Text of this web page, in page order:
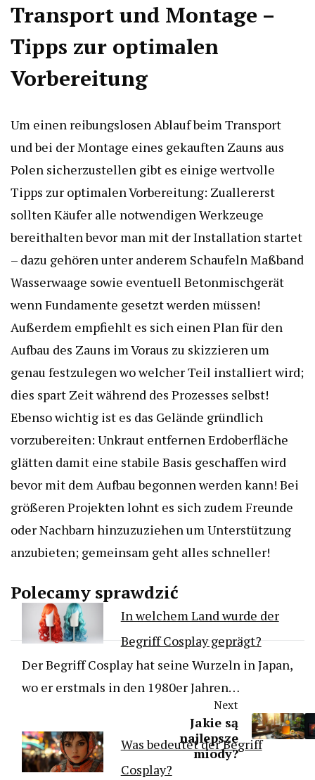
Transport und Montage –
Tipps zur optimalen
Vorbereitung
Um einen reibungslosen Ablauf beim Transport
und bei der Montage eines gekauften Zauns aus
Polen sicherzustellen gibt es einige wertvolle
Tipps zur optimalen Vorbereitung: Zuallererst
sollten Käufer alle notwendigen Werkzeuge
bereithalten bevor man mit der Installation startet
– dazu gehören unter anderem Schaufeln Maßband
Wasserwaage sowie eventuell Betonmischgerät
wenn Fundamente gesetzt werden müssen!
Außerdem empfiehlt es sich einen Plan für den
Aufbau des Zauns im Voraus zu skizzieren um
genau festzulegen wo welcher Teil installiert wird;
dies spart Zeit während des Prozesses selbst!
Ebenso wichtig ist es das Gelände gründlich
vorzubereiten: Unkraut entfernen Erdoberfläche
glätten damit eine stabile Basis geschaffen wird
bevor mit dem Aufbau begonnen werden kann! Bei
größeren Projekten lohnt es sich zudem Freunde
oder Nachbarn hinzuzuziehen um Unterstützung
anzubieten; gemeinsam geht alles schneller!
Polecamy sprawdzić
In welchem Land wurde der
Begriff Cosplay geprägt?
Der Begriff Cosplay hat seine Wurzeln in Japan,
wo er erstmals in den 1980er Jahren…
Was bedeutet der Begriff
Cosplay?
Next
Jakie są
najlepsze
miody?